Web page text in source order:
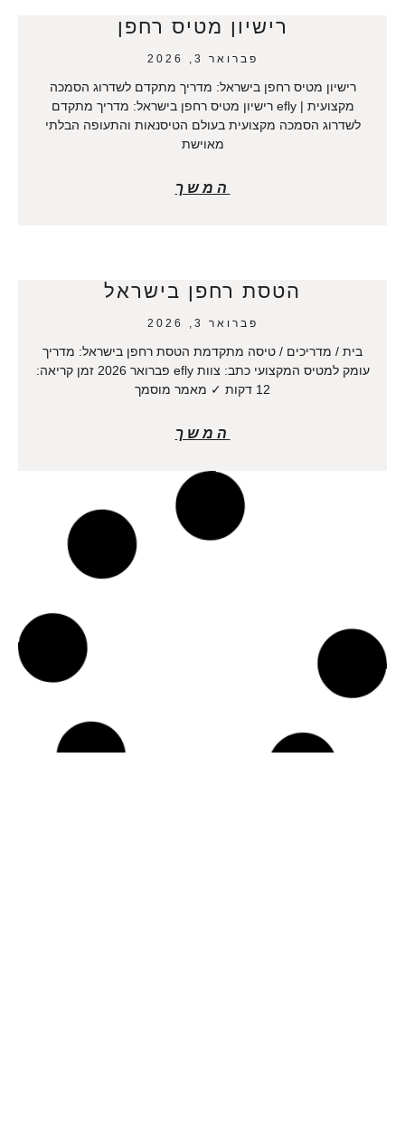
רישיון מטיס רחפן
פברואר 3, 2026
רישיון מטיס רחפן בישראל: מדריך מתקדם לשדרוג הסמכה
מקצועית | efly רישיון מטיס רחפן בישראל: מדריך מתקדם
לשדרוג הסמכה מקצועית בעולם הטיסנאות והתעופה הבלתי
מאוישת
המשך
הטסת רחפן בישראל
פברואר 3, 2026
בית / מדריכים / טיסה מתקדמת הטסת רחפן בישראל: מדריך
עומק למטיס המקצועי כתב: צוות efly פברואר 2026 זמן קריאה:
12 דקות ✓ מאמר מוסמך
המשך